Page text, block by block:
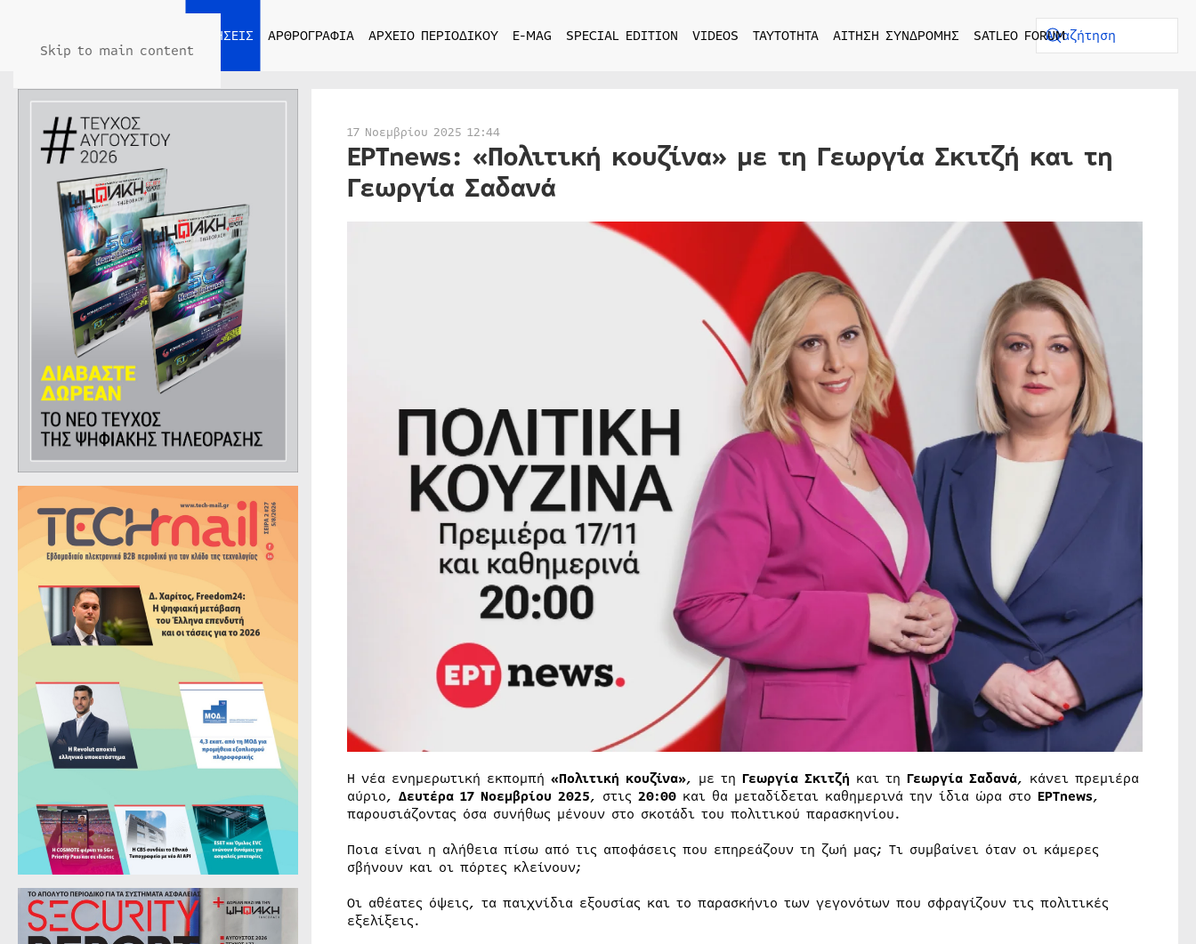
Skip to main content
ΕΙΔΗΣΕΙΣ ΑΡΘΡΟΓΡΑΦΙΑ ΑΡΧΕΙΟ ΠΕΡΙΟΔΙΚΟΥ E-MAG SPECIAL EDITION VIDEOS ΤΑΥΤΟΤΗΤΑ ΑΙΤΗΣΗ ΣΥΝΔΡΟΜΗΣ SATLEO FORUM
17 Νοεμβρίου 2025 12:44
ΕΡΤnews: «Πολιτική κουζίνα» με τη Γεωργία Σκιτζή και τη
Γεωργία Σαδανά
Η νέα ενημερωτική εκπομπή «Πολιτική κουζίνα», με τη Γεωργία Σκιτζή και τη Γεωργία Σαδανά, κάνει πρεμιέρα
αύριο, Δευτέρα 17 Νοεμβρίου 2025, στις 20:00και θα μεταδίδεται καθημερινά την ίδια ώρα στο ΕΡΤnews,
παρουσιάζοντας όσα συνήθως μένουν στο σκοτάδι του πολιτικού παρασκηνίου.
Ποια είναι η αλήθεια πίσω από τις αποφάσεις που επηρεάζουν τη ζωή μας; Τι συμβαίνει όταν οι κάμερες
σβήνουν και οι πόρτες κλείνουν;
Οι αθέατες όψεις, τα παιχνίδια εξουσίας και το παρασκήνιο των γεγονότων που σφραγίζουν τις πολιτικές
εξελίξεις.